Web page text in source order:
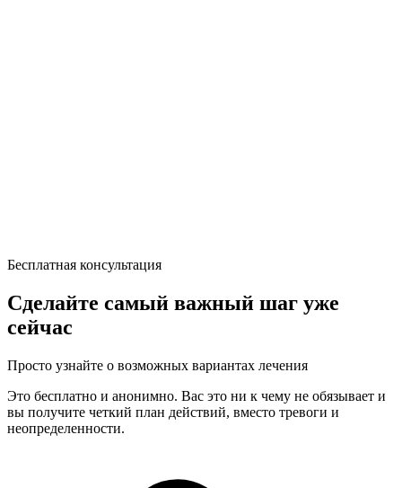
Бесплатная консультация
Сделайте самый важный шаг уже
сейчас
Просто узнайте о возможных вариантах лечения
Это бесплатно и анонимно. Вас это ни к чему не обязывает и
вы получите четкий план действий, вместо тревоги и
неопределенности.